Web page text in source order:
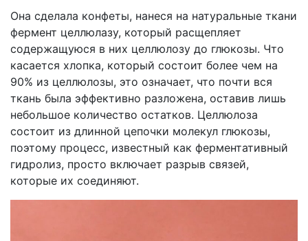
Она сделала конфеты, нанеся на натуральные ткани
фермент целлюлазу, который расщепляет
содержащуюся в них целлюлозу до глюкозы. Что
касается хлопка, который состоит более чем на
90% из целлюлозы, это означает, что почти вся
ткань была эффективно разложена, оставив лишь
небольшое количество остатков. Целлюлоза
состоит из длинной цепочки молекул глюкозы,
поэтому процесс, известный как ферментативный
гидролиз, просто включает разрыв связей,
которые их соединяют.